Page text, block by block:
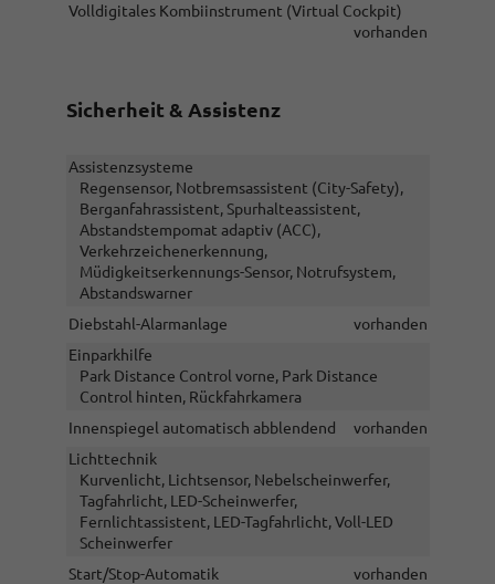
Volldigitales Kombiinstrument (Virtual Cockpit)
vorhanden
Sicherheit & Assistenz
Assistenzsysteme
Regensensor, Notbremsassistent (City-Safety),
Berganfahrassistent, Spurhalteassistent,
Abstandstempomat adaptiv (ACC),
Verkehrzeichenerkennung,
Müdigkeitserkennungs-Sensor, Notrufsystem,
Abstandswarner
Diebstahl-Alarmanlage
vorhanden
Einparkhilfe
Park Distance Control vorne, Park Distance
Control hinten, Rückfahrkamera
Innenspiegel automatisch abblendend
vorhanden
Lichttechnik
Kurvenlicht, Lichtsensor, Nebelscheinwerfer,
Tagfahrlicht, LED-Scheinwerfer,
Fernlichtassistent, LED-Tagfahrlicht, Voll-LED
Scheinwerfer
Start/Stop-Automatik
vorhanden